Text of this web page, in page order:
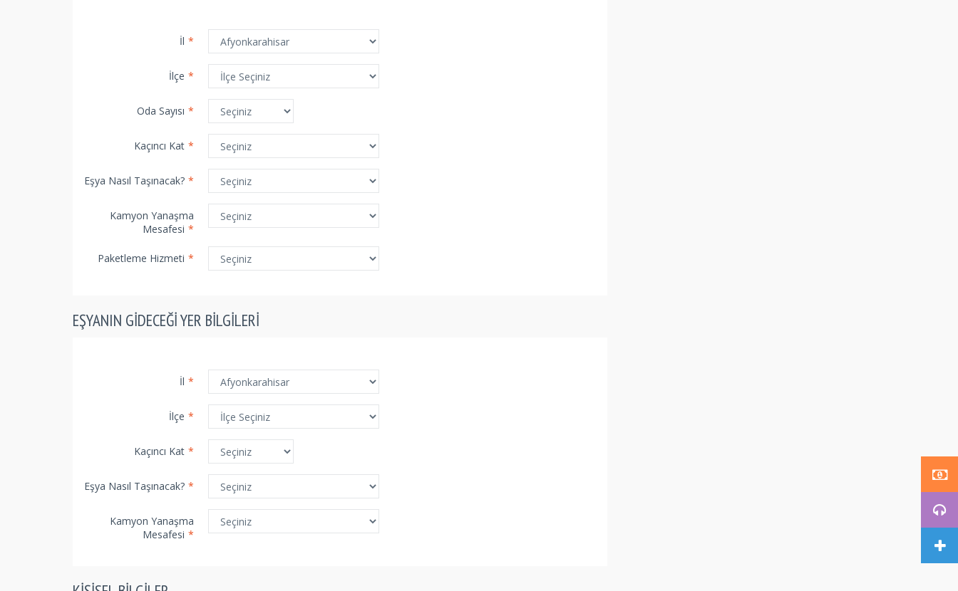
İl *
İlçe *
Oda Sayısı *
Kaçıncı Kat *
Eşya Nasıl Taşınacak? *
Kamyon Yanaşma
Mesafesi *
Paketleme Hizmeti *
EŞYANIN GIDECEĞI YER BILGILERI
İl *
İlçe *
Kaçıncı Kat *
Eşya Nasıl Taşınacak? *
Kamyon Yanaşma
Mesafesi *